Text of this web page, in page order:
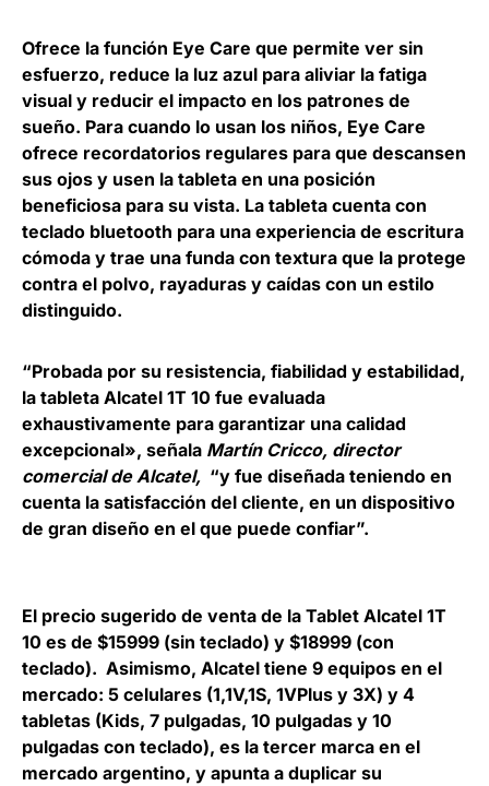
Ofrece la función Eye Care que permite ver sin
esfuerzo, reduce la luz azul para aliviar la fatiga
visual y reducir el impacto en los patrones de
sueño. Para cuando lo usan los niños, Eye Care
ofrece recordatorios regulares para que descansen
sus ojos y usen la tableta en una posición
beneficiosa para su vista. La tableta cuenta con
teclado bluetooth para una experiencia de escritura
cómoda y trae una funda con textura que la protege
contra el polvo, rayaduras y caídas con un estilo
distinguido.
“Probada por su resistencia, fiabilidad y estabilidad,
la tableta Alcatel 1T 10 fue evaluada
exhaustivamente para garantizar una calidad
excepcional», señala Martín Cricco, director
comercial de Alcatel, “y fue diseñada teniendo en
cuenta la satisfacción del cliente, en un dispositivo
de gran diseño en el que puede confiar”.
El precio sugerido de venta de la Tablet Alcatel 1T
10 es de $15999 (sin teclado) y $18999 (con
teclado). Asimismo, Alcatel tiene 9 equipos en el
mercado: 5 celulares (1,1V,1S, 1VPlus y 3X) y 4
tabletas (Kids, 7 pulgadas, 10 pulgadas y 10
pulgadas con teclado), es la tercer marca en el
mercado argentino, y apunta a duplicar su